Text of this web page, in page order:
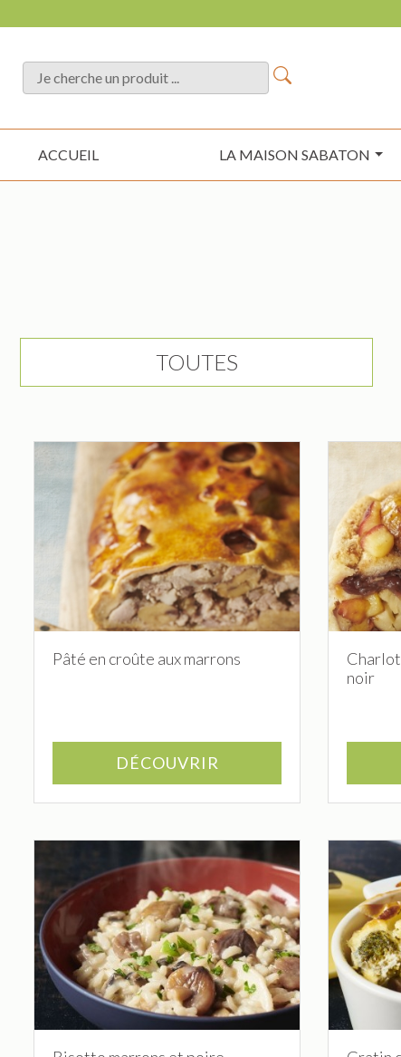
ACCUEIL LA MAISON SABATON
TOUTES
Pâté en croûte aux marrons
DÉCOUVRIR
noir